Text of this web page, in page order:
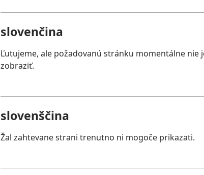
slovenčina
Ľutujeme, ale požadovanú stránku momentálne nie
zobraziť.
slovenščina
Žal zahtevane strani trenutno ni mogoče prikazati.